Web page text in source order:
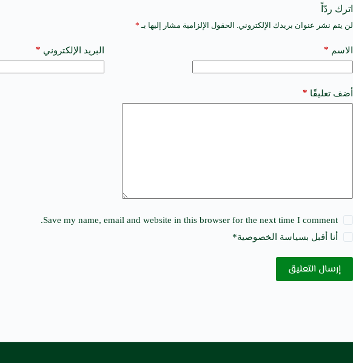
اترك ردّاً
لن يتم نشر عنوان بريدك الإلكتروني. الحقول الإلزامية مشار إليها بـ *
الاسم * البريد الإلكتروني *
أضف تعليقًا *
Save my name, email and website in this browser for the next time I comment.
أنا أقبل بسياسة الخصوصية*
إرسال التعليق
A
t
e
a
t